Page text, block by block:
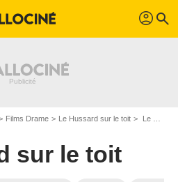
profil search
Films Drame Le Hussard sur le toit Le Hussard sur le toit : les secrets du tournage
sur le toit